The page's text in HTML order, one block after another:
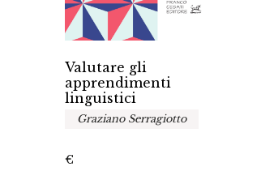
Valutare gli
apprendimenti
linguistici
Graziano Serragiotto
€